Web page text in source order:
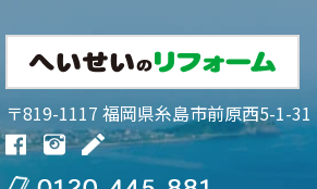
〒819-1117 福岡県糸島市前原西5-1-31